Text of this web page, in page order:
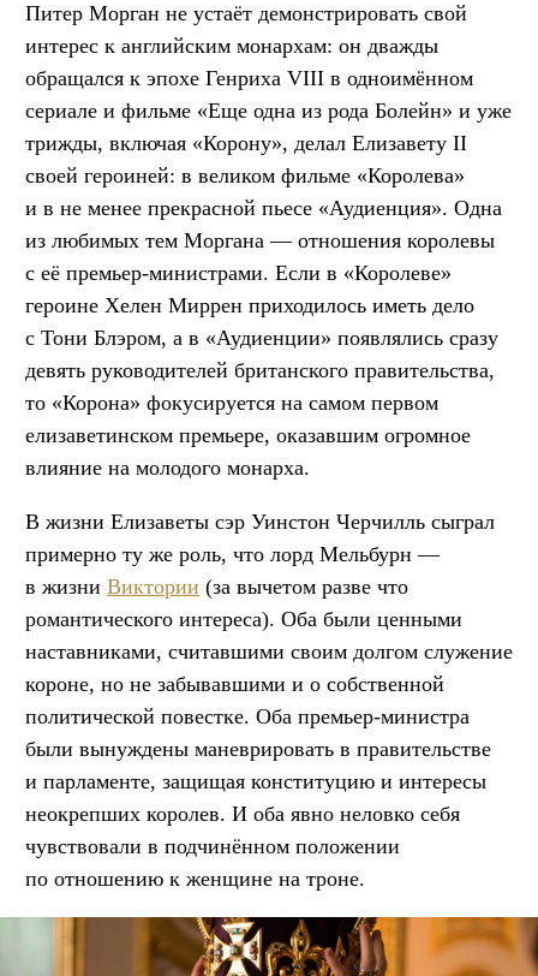
Питер Морган не устаёт демонстрировать свой
интерес к английским монархам: он дважды
обращался к эпохе Генриха VIII в одноимённом
сериале и фильме «Еще одна из рода Болейн» и уже
трижды, включая «Корону», делал Елизавету II
своей героиней: в великом фильме «Королева»
и в не менее прекрасной пьесе «Аудиенция». Одна
из любимых тем Моргана — отношения королевы
с её премьер-министрами. Если в «Королеве»
героине Хелен Миррен приходилось иметь дело
с Тони Блэром, а в «Аудиенции» появлялись сразу
девять руководителей британского правительства,
то «Корона» фокусируется на самом первом
елизаветинском премьере, оказавшим огромное
влияние на молодого монарха.
В жизни Елизаветы сэр Уинстон Черчилль сыграл
примерно ту же роль, что лорд Мельбурн —
в жизни Виктории (за вычетом разве что
романтического интереса). Оба были ценными
наставниками, считавшими своим долгом служение
короне, но не забывавшими и о собственной
политической повестке. Оба премьер-министра
были вынуждены маневрировать в правительстве
и парламенте, защищая конституцию и интересы
неокрепших королев. И оба явно неловко себя
чувствовали в подчинённом положении
по отношению к женщине на троне.